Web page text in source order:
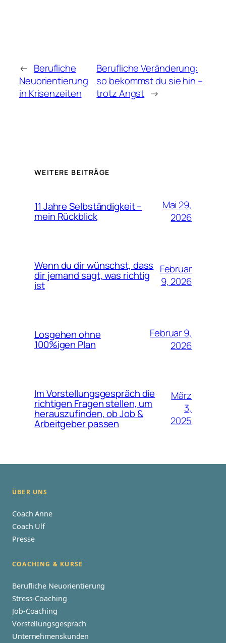
← Berufliche
Neuorientierung
in Krisenzeiten
Berufliche Veränderung:
so bekommst du sie hin –
trotz Angst →
WEITERE BEITRÄGE
11 Jahre Selbständigkeit –
mein Rückblick
Mai 29,
2026
Wenn du dir wünschst, dass
dir jemand sagt, was richtig
ist
Februar
9, 2026
Losgehen ohne
100%igen Plan
Februar 9,
2026
Im Vorstellungsgespräch die
richtigen Fragen stellen, um
herauszufinden, ob Job &
Arbeitgeber passen
März
3,
2025
ÜBER UNS
Coach Anne
Coach Ulf
Presse
COACHING & KURSE
Berufliche Neuorientierung
Stress-Coaching
Job-Coaching
Vorstellungsgespräch
Unternehmenskunden